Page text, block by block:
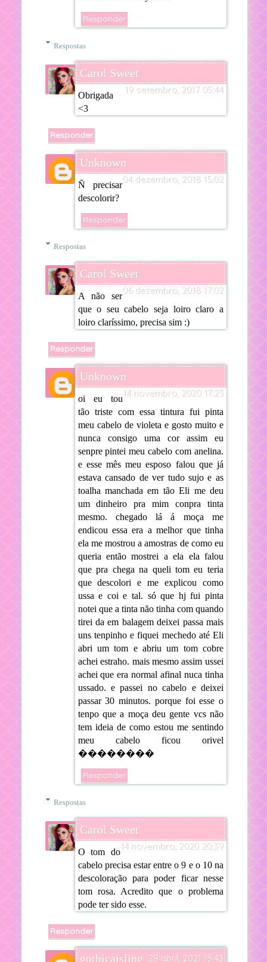
Responder
Respostas
Carol Sweet
19 setembro, 2017 05:44
Obrigada
<3
Responder
Unknown
04 dezembro, 2018 15:02
Ñ precisar
descolorir?
Responder
Respostas
Carol Sweet
06 dezembro, 2018 17:02
A não ser
que o seu cabelo seja loiro claro a
loiro claríssimo, precisa sim :)
Responder
Unknown
14 novembro, 2020 17:23
oi eu tou
tão triste com essa tintura fui pinta
meu cabelo de violeta e gosto muito e
nunca consigo uma cor assim eu
senpre pintei meu cabelo com anelina.
e esse mês meu esposo falou que já
estava cansado de ver tudo sujo e as
toalha manchada em tão Eli me deu
um dinheiro pra mim conpra tinta
mesmo. chegado lá á moça me
endicou essa era a melhor que tinha
ela me mostrou a amostras de como eu
queria então mostrei a ela ela falou
que pra chega na queli tom eu teria
que descolori e me explicou como
ussa e coi e tal. só que hj fui pinta
notei que a tinta não tinha com quando
tirei da em balagem deixei passa mais
uns tenpinho e fiquei mechedo até Eli
abri um tom e abriu um tom cobre
achei estraho. mais mesmo assim ussei
achei que era normal afinal nuca tinha
ussado. e passei no cabelo e deixei
passar 30 minutos. porque foi esse o
tenpo que a moça deu gente vcs não
tem ideia de como estou me sentindo
meu cabelo ficou orivel
��������
Responder
Respostas
Carol Sweet
14 novembro, 2020 20:39
O tom do
cabelo precisa estar entre o 9 e o 10 na
descoloração para poder ficar nesse
tom rosa. Acredito que o problema
pode ter sido esse.
Responder
gothicaisling 29 abril, 2021 15:43